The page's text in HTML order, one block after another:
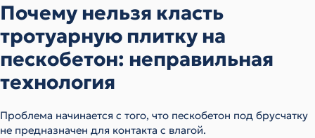
Почему нельзя класть
тротуарную плитку на
пескобетон: неправильная
технология
Проблема начинается с того, что пескобетон под брусчатку
не предназначен для контакта с влагой.